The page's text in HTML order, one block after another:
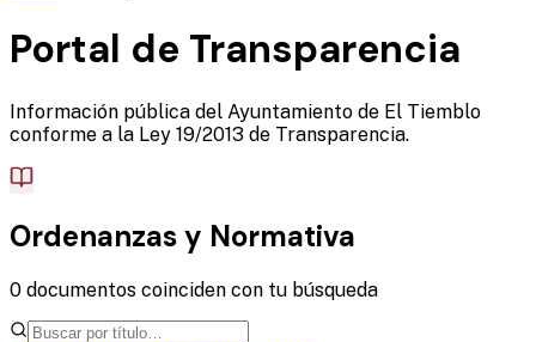
Portal de Transparencia
Información pública del Ayuntamiento de El Tiemblo
conforme a la Ley 19/2013 de Transparencia.
Ordenanzas y Normativa
0 documentos coinciden con tu búsqueda